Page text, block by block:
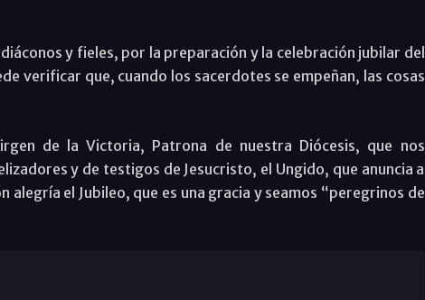
y fieles, por la preparación y la celebración jubilar del
verificar que, cuando los sacerdotes se empeñan, las cosas
de la Victoria, Patrona de nuestra Diócesis, que nos
y de testigos de Jesucristo, el Ungido, que anuncia a
alegría el Jubileo, que es una gracia y seamos “peregrinos de